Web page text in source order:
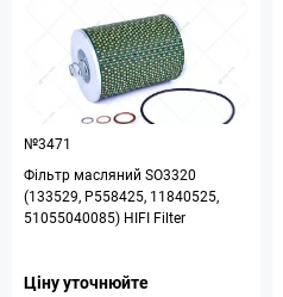
№3471
Фільтр масляний SO3320
(133529, P558425, 11840525,
51055040085) HIFI Filter
Ціну уточнюйте